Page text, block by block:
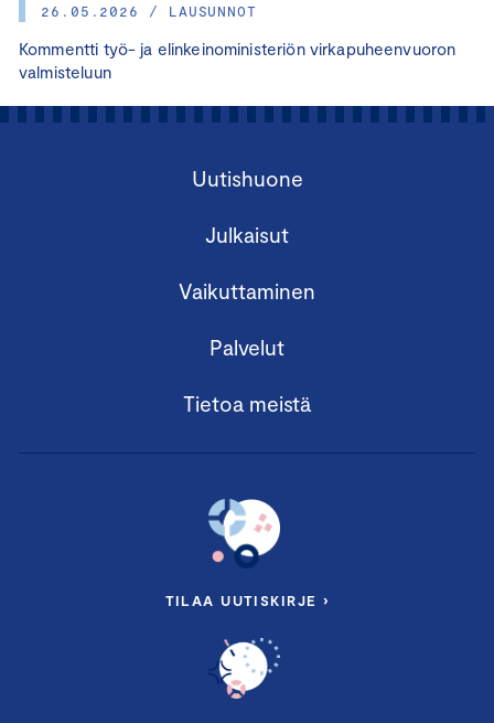
26.05.2026 / LAUSUNNOT
Kommentti työ- ja elinkeinoministeriön virkapuheenvuoron
valmisteluun
Uutishuone
Julkaisut
Vaikuttaminen
Palvelut
Tietoa meistä
TILAA UUTISKIRJE ›